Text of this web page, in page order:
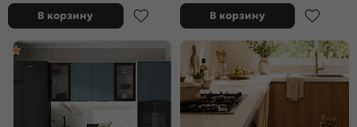
В корзину В корзину